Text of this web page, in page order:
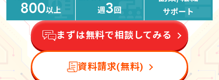
まずは無料で相談してみる
資料請求(無料)